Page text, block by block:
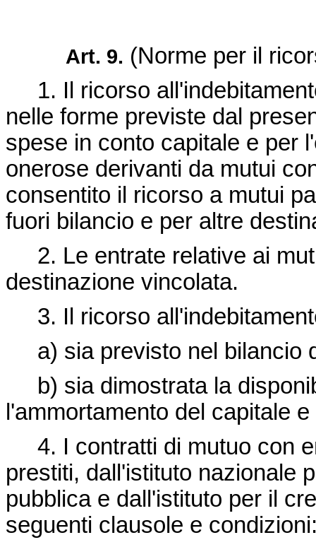
Art. 9. (Norme per il
1. Il ricorso
nelle forme previste dal
spese in conto capitale e per
onerose derivanti da mutui
consentito il ricorso a mutui
fuori bilancio e per altre
2. Le entrate relative ai
destinazione vincolata.
3. Il ricorso
a) sia previsto nel bilancio
b) sia dimostrata la
l'ammortamento del capitale
4. I contratti di mutuo con
prestiti, dall'istituto nazionale
pubblica e dall'istituto per il
seguenti clausole e